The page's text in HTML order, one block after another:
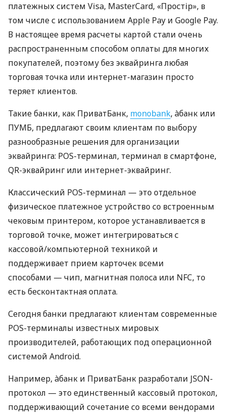
платежных систем Visa, MasterCard, «Простір», в
том числе с использованием Apple Pay и Google Pay.
В настоящее время расчеты картой стали очень
распространенным способом оплаты для многих
покупателей, поэтому без эквайринга любая
торговая точка или интернет-магазин просто
теряет клиентов.
Такие банки, как ПриватБанк, monobank, àбанк или
ПУМБ, предлагают своим клиентам по выбору
разнообразные решения для организации
эквайринга: POS-терминал, терминал в смартфоне,
QR-эквайринг или интернет-эквайринг.
Классический POS-терминал — это отдельное
физическое платежное устройство со встроенным
чековым принтером, которое устанавливается в
торговой точке, может интегрироваться с
кассовой/компьютерной техникой и
поддерживает прием карточек всеми
способами — чип, магнитная полоса или NFC, то
есть бесконтактная оплата.
Сегодня банки предлагают клиентам современные
POS-терминалы известных мировых
производителей, работающих под операционной
системой Android.
Например, àбанк и ПриватБанк разработали JSON-
протокол — это единственный кассовый протокол,
поддерживающий сочетание со всеми вендорами